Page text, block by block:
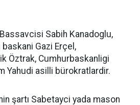
Sabih Kanadoglu,
Gazi Erçel,
Öztrak, Cumhurbaskanligi
Yahudi asilli bürokratlardir.
şartı Sabetayci yada mason